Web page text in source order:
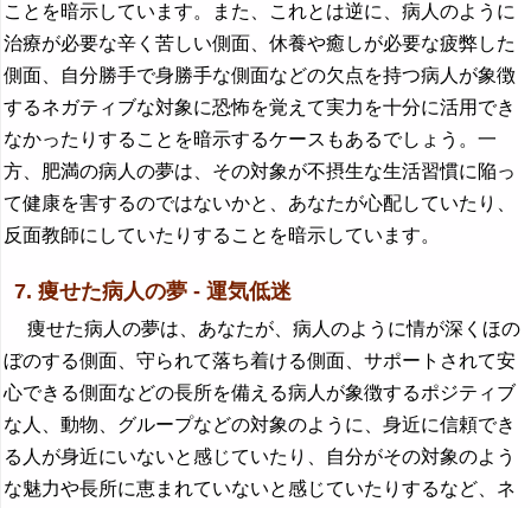
ことを暗示しています。また、これとは逆に、病人のように
治療が必要な辛く苦しい側面、休養や癒しが必要な疲弊した
側面、自分勝手で身勝手な側面などの欠点を持つ病人が象徴
するネガティブな対象に恐怖を覚えて実力を十分に活用でき
なかったりすることを暗示するケースもあるでしょう。一
方、肥満の病人の夢は、その対象が不摂生な生活習慣に陥っ
て健康を害するのではないかと、あなたが心配していたり、
反面教師にしていたりすることを暗示しています。
7. 痩せた病人の夢 - 運気低迷
痩せた病人の夢は、あなたが、病人のように情が深くほの
ぼのする側面、守られて落ち着ける側面、サポートされて安
心できる側面などの長所を備える病人が象徴するポジティブ
な人、動物、グループなどの対象のように、身近に信頼でき
る人が身近にいないと感じていたり、自分がその対象のよう
な魅力や長所に恵まれていないと感じていたりするなど、ネ